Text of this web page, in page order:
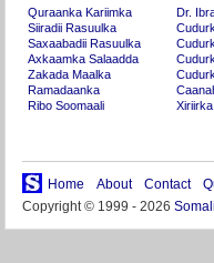
Quraanka Kariimka
Siiradii Rasuulka
Saxaabadii Rasuulka
Axkaamka Salaadda
Zakada Maalka
Ramadaanka
Ribo Soomaali
Dr.
Home About Contact
Copyright © 1999 - 2026